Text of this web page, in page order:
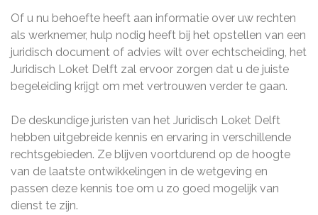
Of u nu behoefte heeft aan informatie over uw rechten
als werknemer, hulp nodig heeft bij het opstellen van een
juridisch document of advies wilt over echtscheiding, het
Juridisch Loket Delft zal ervoor zorgen dat u de juiste
begeleiding krijgt om met vertrouwen verder te gaan.
De deskundige juristen van het Juridisch Loket Delft
hebben uitgebreide kennis en ervaring in verschillende
rechtsgebieden. Ze blijven voortdurend op de hoogte
van de laatste ontwikkelingen in de wetgeving en
passen deze kennis toe om u zo goed mogelijk van
dienst te zijn.